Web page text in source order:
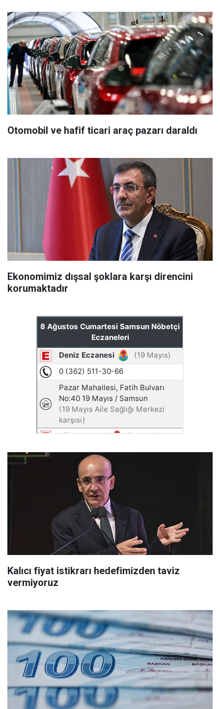
Otomobil ve hafif ticari araç pazarı daraldı
Ekonomimiz dışsal şoklara karşı direncini
korumaktadır
Kalıcı fiyat istikrarı hedefimizden taviz
vermiyoruz